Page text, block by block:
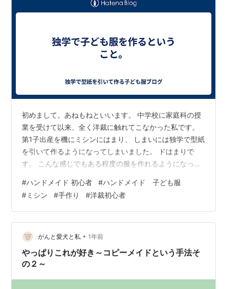
初めまして。あねもねといいます。 中学校に家庭科の授
業を受けて以来、全く洋裁に触れてこなかった私です。
第1子出産を機にミシンにはまり、 しまいには独学で型紙
を引いて作るようになってしまいました。 ドはまりで
す。 こんな感じでもある程度の服を作れるようになって
から作った初めての服(2021年) 型紙から作った最近の息
子用の服(2025年) 型紙から作った最近の娘用のドレス
(2025年) 洋裁歴ですが、以下の通りです。 2020年9月
ミシン開始(市販の本の型紙を使って子ども服作り) 2021
年12月 独学で型紙作成開始 ①なぜ自分で型紙を作…
#ハンドメイド 初心者 #ハンドメイド 子ども服
#ミシン #手作り #洋裁初心者
がんと愛犬と私 • 1年前
やっぱりこれが好き～コピーメイドという手法そ
の２～